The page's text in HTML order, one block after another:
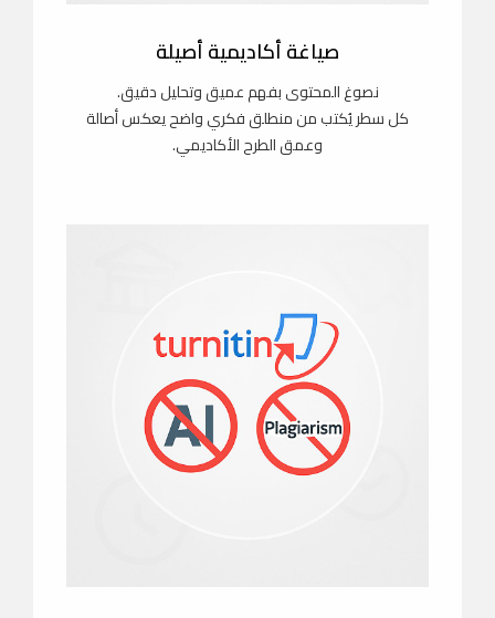
صياغة أكاديمية أصيلة
نصوغ المحتوى بفهم عميق وتحليل دقيق.
كل سطر يُكتب من منطلق فكري واضح يعكس أصالة
وعمق الطرح الأكاديمي.